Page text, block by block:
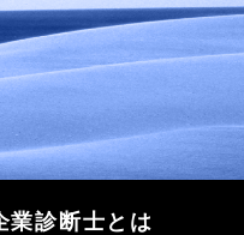
業診断士とは